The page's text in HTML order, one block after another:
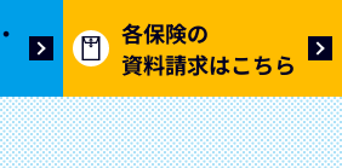
各保険の
資料請求はこちら